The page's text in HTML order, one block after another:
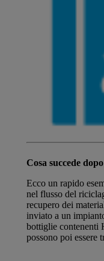
Cosa succede
Ecco un rapido
nel flusso del
recupero dei
inviato a un
bottiglie contenenti
possono poi essere